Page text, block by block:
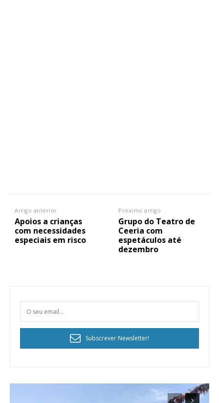
Artigo anterior
Apoios a crianças
com necessidades
especiais em risco
Próximo artigo
Grupo do Teatro de
Ceeria com
espetáculos até
dezembro
Subscrever Newsletter!